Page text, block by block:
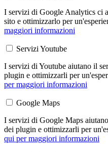
I servizi di Google Analytics ci
sito e ottimizzarlo per
maggiori informazioni
Servizi Youtube
I servizi di Youtube aiutano il
plugin e ottimizzarli per
per maggiori informazioni
Google Maps
I servizi di Google Maps
dei plugin e ottimizzarli per
qui per maggiori informazioni